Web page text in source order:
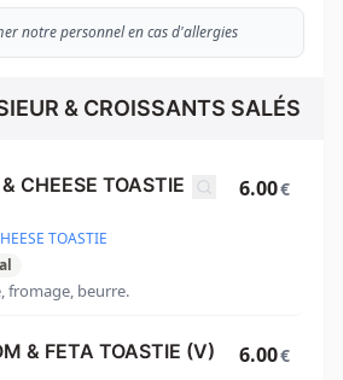
notre personnel en cas d'allergies
& CROISSANTS SALÉS
CHEESE TOASTIE
TOASTIE
fromage, beurre.
6.00€
& FETA TOASTIE (V) 6.00€